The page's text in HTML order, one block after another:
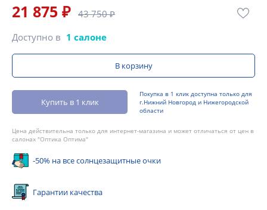
21 875 ₽ 43 750 ₽
Доступно в 1 салоне
В корзину
Купить в 1 клик
Покупка в 1 клик доступна только для
г.Нижний Новгород и Нижегородской
области
Цена действительна только для интернет-магазина и может отличаться от цен в
салонах "Оптика Оптима"
-50% на все солнцезащитные очки
Гарантии качества